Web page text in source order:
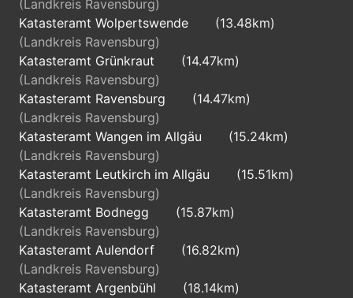
(Landkreis Ravensburg)
Katasteramt Wolpertswende
(13.48km)
(Landkreis Ravensburg)
Katasteramt Grünkraut
(14.47km)
(Landkreis Ravensburg)
Katasteramt Ravensburg
(14.47km)
(Landkreis Ravensburg)
Katasteramt Wangen im Allgäu
(15.24km)
(Landkreis Ravensburg)
Katasteramt Leutkirch im Allgäu
(15.51km)
(Landkreis Ravensburg)
Katasteramt Bodnegg
(15.87km)
(Landkreis Ravensburg)
Katasteramt Aulendorf
(16.82km)
(Landkreis Ravensburg)
Katasteramt Argenbühl
(18.14km)